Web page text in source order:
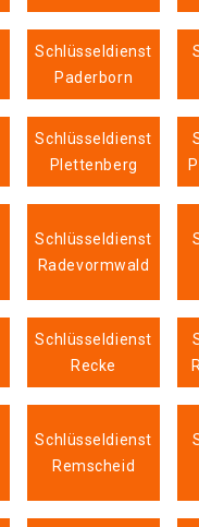
Schlüsseldienst
Paderborn
Schlüsseldienst
Plettenberg
Schlüsseldienst
Radevormwald
Schlüsseldienst
Recke
Schlüsseldienst
Remscheid